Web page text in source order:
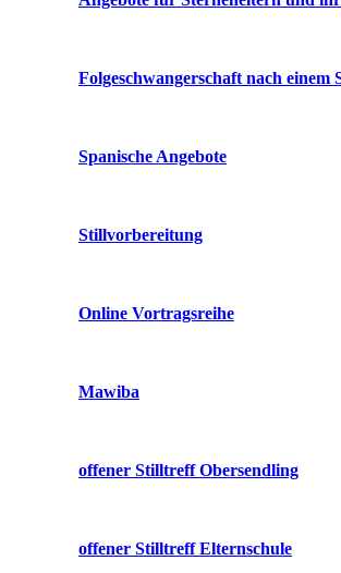
Folgeschwangerschaft nach einem
Spanische Angebote
Stillvorbereitung
Online Vortragsreihe
Mawiba
offener Stilltreff Obersendling
offener Stilltreff Elternschule